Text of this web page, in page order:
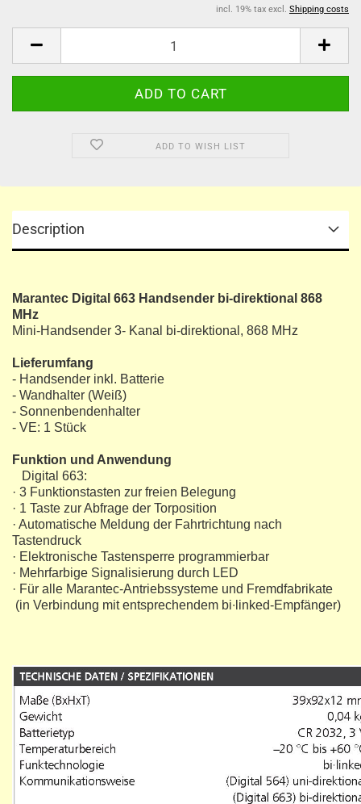
incl. 19% tax excl. Shipping costs
ADD TO WISH LIST
Description
Marantec Digital 663 Handsender bi-direktional 868
MHz
Mini-Handsender 3- Kanal bi-direktional, 868 MHz
Lieferumfang
- Handsender inkl. Batterie
- Wandhalter (Weiß)
- Sonnenbendenhalter
- VE: 1 Stück
Funktion und Anwendung
Digital 663:
· 3 Funktionstasten zur freien Belegung
· 1 Taste zur Abfrage der Torposition
· Automatische Meldung der Fahrtrichtung nach
Tastendruck
· Elektronische Tastensperre programmierbar
· Mehrfarbige Signalisierung durch LED
· Für alle Marantec-Antriebssysteme und Fremdfabrikate
(in Verbindung mit entsprechendem bi∙linked-Empfänger)